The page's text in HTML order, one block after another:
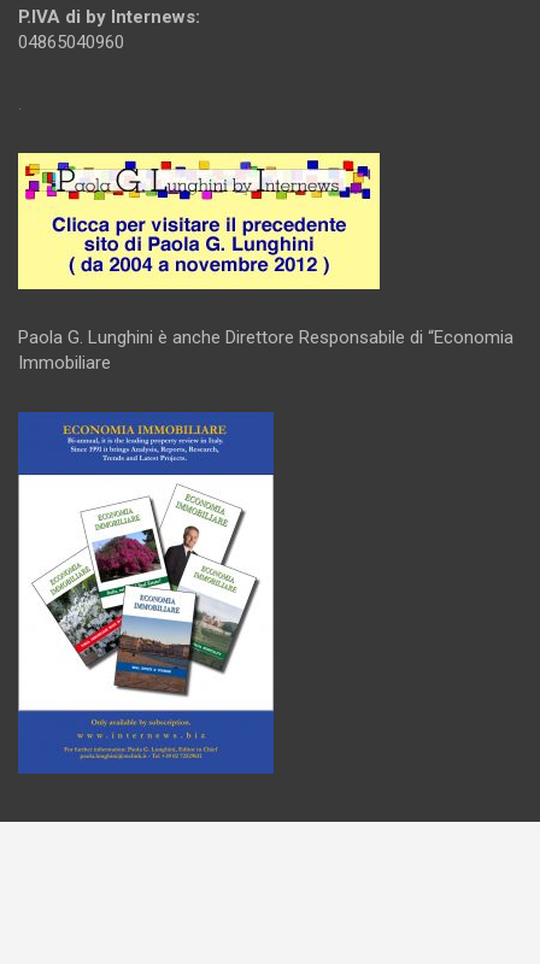
P.IVA di by Internews:
04865040960
.
Paola G. Lunghini è anche Direttore Responsabile di “Economia
Immobiliare